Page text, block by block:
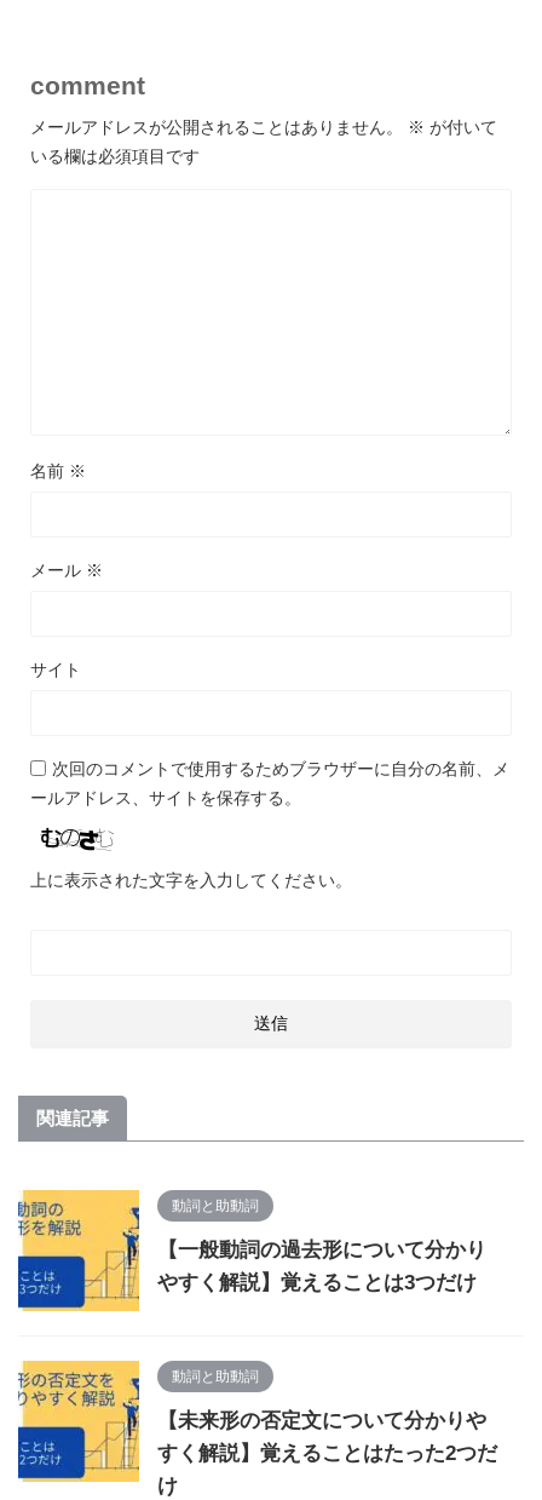
comment
メールアドレスが公開されることはありません。 ※ が付いて
いる欄は必須項目です
名前 ※
メール ※
サイト
次回のコメントで使用するためブラウザーに自分の名前、メ
ールアドレス、サイトを保存する。
上に表示された文字を入力してください。
関連記事
動詞と助動詞
【一般動詞の過去形について分かり
やすく解説】覚えることは3つだけ
動詞と助動詞
【未来形の否定文について分かりや
すく解説】覚えることはたった2つだ
け